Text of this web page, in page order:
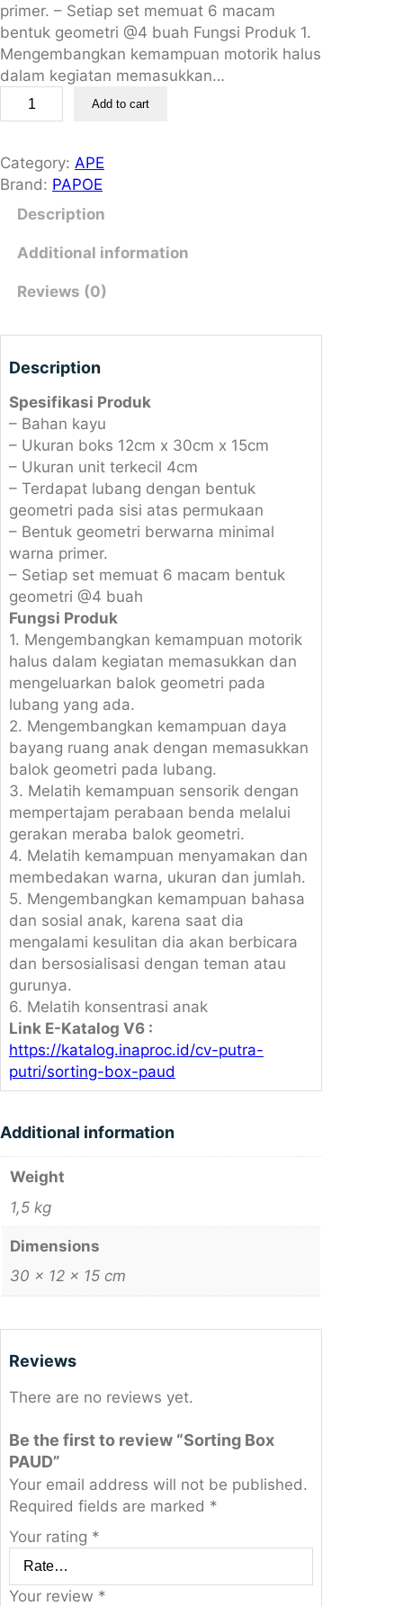
primer. – Setiap set memuat 6 macam
bentuk geometri @4 buah Fungsi Produk 1.
Mengembangkan kemampuan motorik halus
dalam kegiatan memasukkan…
o
t
i
A
Add to cart
Category: APE
Brand: PAPOE
Description
Additional information
Reviews (0)
Description
Spesifikasi Produk
– Bahan kayu
– Ukuran boks 12cm x 30cm x 15cm
– Ukuran unit terkecil 4cm
– Terdapat lubang dengan bentuk
geometri pada sisi atas permukaan
– Bentuk geometri berwarna minimal
warna primer.
– Setiap set memuat 6 macam bentuk
geometri @4 buah
Fungsi Produk
1. Mengembangkan kemampuan motorik
halus dalam kegiatan memasukkan dan
mengeluarkan balok geometri pada
lubang yang ada.
2. Mengembangkan kemampuan daya
bayang ruang anak dengan memasukkan
balok geometri pada lubang.
3. Melatih kemampuan sensorik dengan
mempertajam perabaan benda melalui
gerakan meraba balok geometri.
4. Melatih kemampuan menyamakan dan
membedakan warna, ukuran dan jumlah.
5. Mengembangkan kemampuan bahasa
dan sosial anak, karena saat dia
mengalami kesulitan dia akan berbicara
dan bersosialisasi dengan teman atau
gurunya.
6. Melatih konsentrasi anak
Link E-Katalog V6 :
https://katalog.inaproc.id/cv-putra-
putri/sorting-box-paud
Additional information
Weight
1,5 kg
Dimensions
30 × 12 × 15 cm
Reviews
There are no reviews yet.
Be the first to review “Sorting Box
PAUD”
Your email address will not be published.
Required fields are marked *
Your rating *
Your review *